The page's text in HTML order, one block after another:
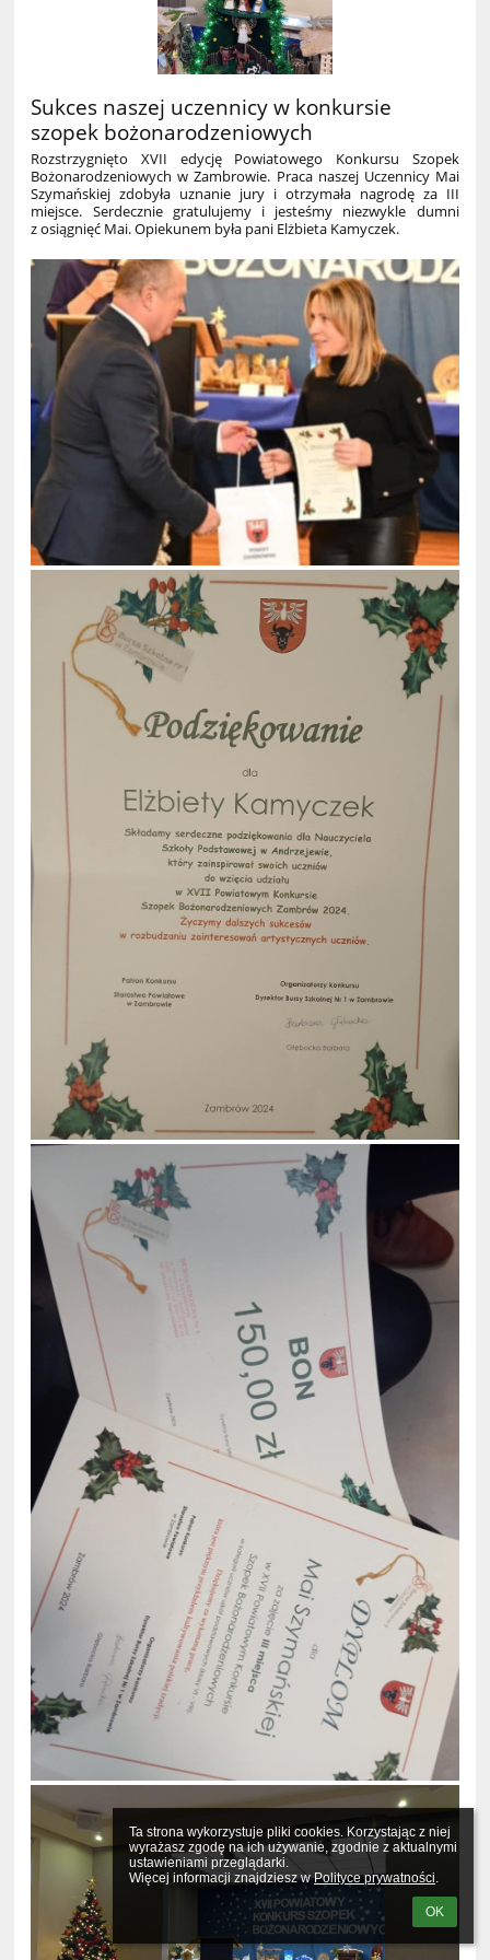
Ta strona wykorzystuje pliki cookies. Korzystając z niej
wyrażasz zgodę na ich używanie, zgodnie z aktualnymi
ustawieniami przeglądarki.
Więcej informacji znajdziesz w Polityce prywatności.
OK
Sukces naszej uczennicy w konkursie
szopek bożonarodzeniowych
Rozstrzygnięto XVII edycję Powiatowego Konkursu Szopek
Bożonarodzeniowych w Zambrowie. Praca naszej Uczennicy Mai
Szymańskiej zdobyła uznanie jury i otrzymała nagrodę za III
miejsce. Serdecznie gratulujemy i jesteśmy niezwykle dumni
z osiągnięć Mai. Opiekunem była pani Elżbieta Kamyczek.